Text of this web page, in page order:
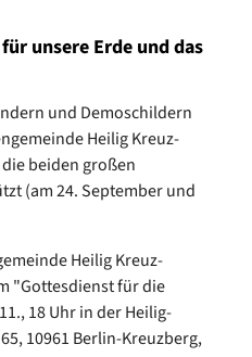
unsere Erde und das
und Demoschildern
Heilig Kreuz-
beiden großen
(am 24. September und
Heilig Kreuz-
"Gottesdienst für die
18 Uhr in der Heilig-
10961 Berlin-Kreuzberg,